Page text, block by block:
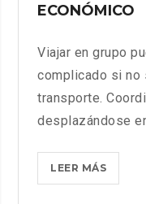
ECONÓMICO
Viajar en grupo
complicado si no
transporte.
desplazándose
LEER MÁSPOR
QUÉ